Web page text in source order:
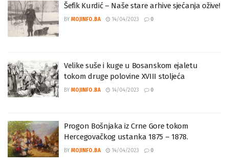
Šefik Kurdić – Naše stare arhive sjećanja ožive!
BY MOJINFO.BA 14/04/2023 0
Velike suše i kuge u Bosanskom ejaletu
tokom druge polovine XVIII stoljeća
BY MOJINFO.BA 14/04/2023 0
Progon Bošnjaka iz Crne Gore tokom
Hercegovačkog ustanka 1875 – 1878.
BY MOJINFO.BA 14/04/2023 0